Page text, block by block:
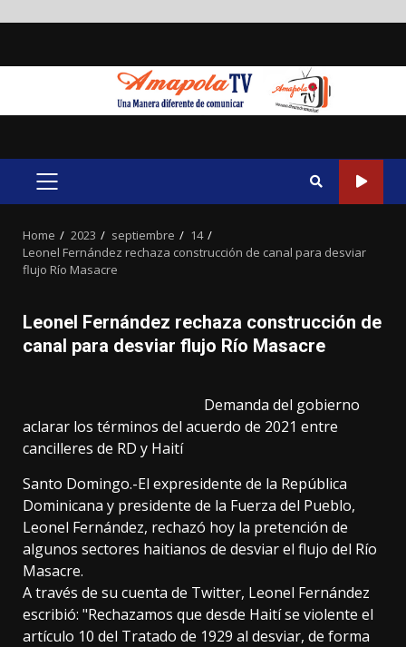
PRIMARY
Home 2023 septiembre
14
Leonel Fernández rechaza construcción de canal para desviar
flujo Río Masacre
Leonel Fernández rechaza construcción de
canal para desviar flujo Río Masacre
Demanda del gobierno
aclarar los términos del acuerdo de 2021 entre
cancilleres de RD y Haití
Santo Domingo.-El expresidente de la República
Dominicana y presidente de la Fuerza del Pueblo,
Leonel Fernández, rechazó hoy la pretención de
algunos sectores haitianos de desviar el flujo del Río
Masacre.
A través de su cuenta de Twitter, Leonel Fernández
escribió: "Rechazamos que desde Haití se violente el
artículo 10 del Tratado de 1929 al desviar, de forma